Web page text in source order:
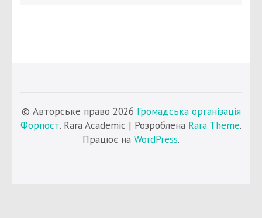
© Авторське право 2026 Громадська організація
Форпост. Rara Academic | Розроблена Rara Theme.
Працює на WordPress.